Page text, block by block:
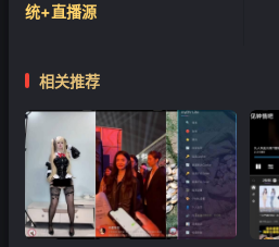
统+直播源
相关推荐